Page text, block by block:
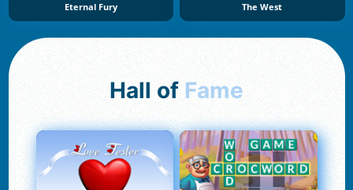
Eternal Fury The West
Hall of Fame